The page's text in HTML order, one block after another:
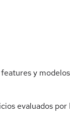
y modelos
evaluados por